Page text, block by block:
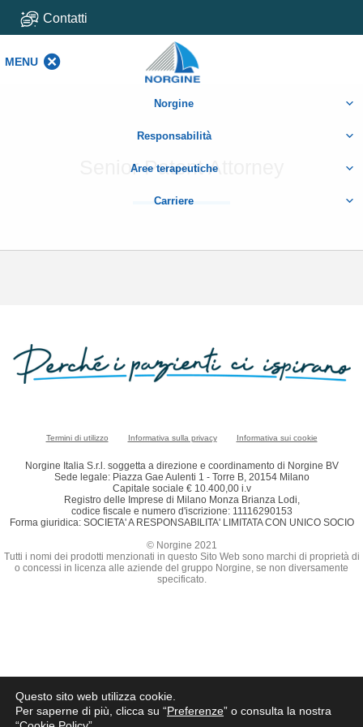
Contatti
MENU
Norgine
Responsabilità
Aree terapeutiche
Carriere
Senior Patent Attorney
Termini di utilizzo Informativa sulla privacy Informativa sui cookie
Norgine Italia S.r.l. soggetta a direzione e coordinamento di Norgine BV
Sede legale: Piazza Gae Aulenti 1 - Torre B, 20154 Milano
Capitale sociale € 10.400,00 i.v
Registro delle Imprese di Milano Monza Brianza Lodi,
codice fiscale e numero d'iscrizione: 11116290153
Forma giuridica: SOCIETA' A RESPONSABILITA' LIMITATA CON UNICO SOCIO
© Norgine 2021
Tutti i nomi dei prodotti menzionati in questo Sito Web sono marchi di proprietà di
o concessi in licenza alle aziende del gruppo Norgine, se non diversamente
specificato.
Questo sito web utilizza cookie.
Per saperne di più, clicca su “Preferenze” o consulta la nostra